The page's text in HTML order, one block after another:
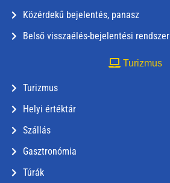
Közérdekű bejelentés, panasz
Belső visszaélés-bejelentési rendszer
Turizmus
Turizmus
Helyi értéktár
Szállás
Gasztronómia
Túrák